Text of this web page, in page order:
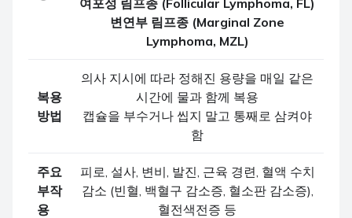
변연부 림프종 (Marginal Zone
Lymphoma, MZL)
복용
방법
의사 지시에 따라 정해진 용량을 매일 같은
시간에 물과 함께 복용
캡슐을 부수거나 씹지 말고 통째로 삼켜야
함
주요
부작
용
피로, 설사, 변비, 발진, 근육 경련, 혈액 수치
감소 (빈혈, 백혈구 감소증, 혈소판 감소증),
혈전색전증 등